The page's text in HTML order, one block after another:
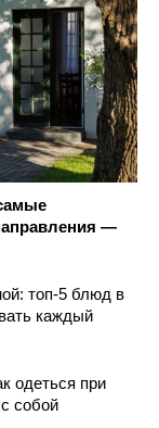
—
топ-5 блюд в
каждый
одеться при
собой